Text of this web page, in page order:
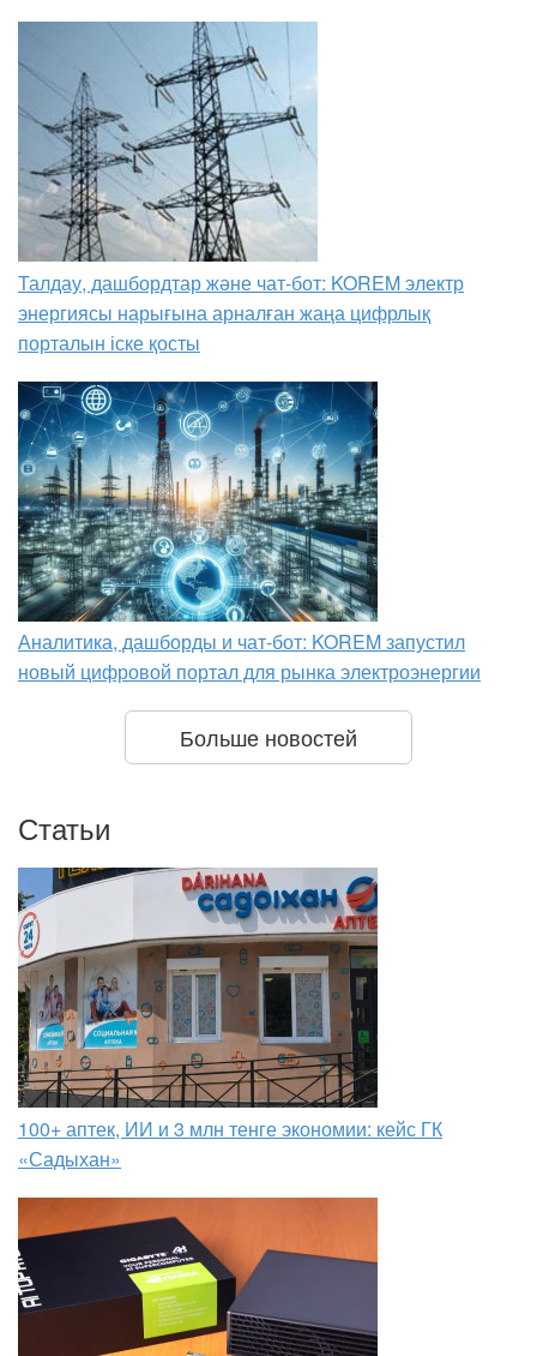
Талдау, дашбордтар және чат-бот: KOREM электр
энергиясы нарығына арналған жаңа цифрлық
порталын іске қосты
Аналитика, дашборды и чат-бот: KOREM запустил
новый цифровой портал для рынка электроэнергии
Больше новостей
Статьи
100+ аптек, ИИ и 3 млн тенге экономии: кейс ГК
«Садыхан»